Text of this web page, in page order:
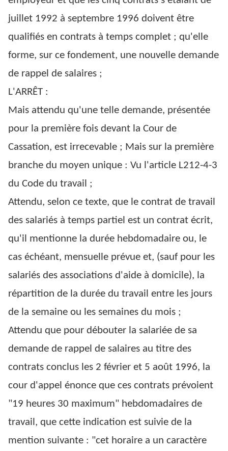
juillet 1992 à septembre 1996 doivent être
qualifiés en contrats à temps complet ; qu'elle
forme, sur ce fondement, une nouvelle demande
de rappel de salaires ;
L'ARRÊT :
Mais attendu qu'une telle demande, présentée
pour la première fois devant la Cour de
Cassation, est irrecevable ; Mais sur la première
branche du moyen unique : Vu l'article L212-4-3
du Code du travail ;
Attendu, selon ce texte, que le contrat de travail
des salariés à temps partiel est un contrat écrit,
qu'il mentionne la durée hebdomadaire ou, le
cas échéant, mensuelle prévue et, (sauf pour les
salariés des associations d'aide à domicile), la
répartition de la durée du travail entre les jours
de la semaine ou les semaines du mois ;
Attendu que pour débouter la salariée de sa
demande de rappel de salaires au titre des
contrats conclus les 2 février et 5 août 1996, la
cour d'appel énonce que ces contrats prévoient
"19 heures 30 maximum" hebdomadaires de
travail, que cette indication est suivie de la
mention suivante : "cet horaire a un caractère